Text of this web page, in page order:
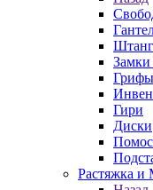
Замки
Грифы
Гири
Диски
Растяжка